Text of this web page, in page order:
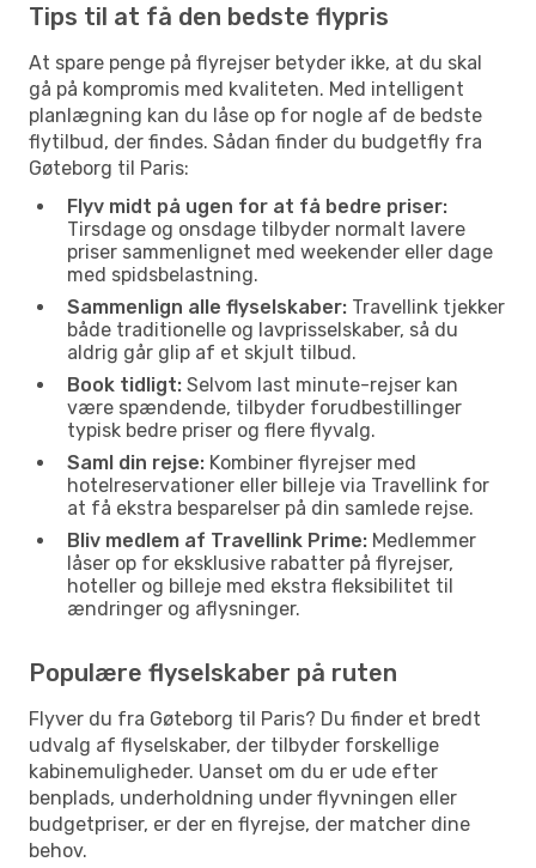
Tips til at få den bedste flypris
At spare penge på flyrejser betyder ikke, at du skal
gå på kompromis med kvaliteten. Med intelligent
planlægning kan du låse op for nogle af de bedste
flytilbud, der findes. Sådan finder du budgetfly fra
Gøteborg til Paris:
Flyv midt på ugen for at få bedre priser:
Tirsdage og onsdage tilbyder normalt lavere
priser sammenlignet med weekender eller dage
med spidsbelastning.
Sammenlign alle flyselskaber: Travellink tjekker
både traditionelle og lavprisselskaber, så du
aldrig går glip af et skjult tilbud.
Book tidligt: Selvom last minute-rejser kan
være spændende, tilbyder forudbestillinger
typisk bedre priser og flere flyvalg.
Saml din rejse: Kombiner flyrejser med
hotelreservationer eller billeje via Travellink for
at få ekstra besparelser på din samlede rejse.
Bliv medlem af Travellink Prime: Medlemmer
låser op for eksklusive rabatter på flyrejser,
hoteller og billeje med ekstra fleksibilitet til
ændringer og aflysninger.
Populære flyselskaber på ruten
Flyver du fra Gøteborg til Paris? Du finder et bredt
udvalg af flyselskaber, der tilbyder forskellige
kabinemuligheder. Uanset om du er ude efter
benplads, underholdning under flyvningen eller
budgetpriser, er der en flyrejse, der matcher dine
behov.